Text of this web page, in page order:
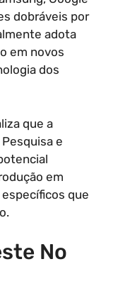
dobráveis por
adota
em novos
dos
que a
e
em
que
No